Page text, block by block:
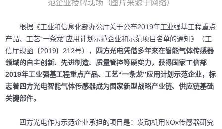
范企业授牌现场（图片来源于网络）
根据《工业和信息化部办公厅关于公布2019年工业强基工程重点
产品、工艺“一条龙”应用计划示范企业和示范项目名单的通知》（工
信厅规函〔2019〕212号），
四方光电凭借多年来在智能气体传感器
领域的自主创新、先进制造、质量管控等硬实力，获得国家工信部
2019年工业强基工程重点产品、工艺“一条龙”应用计划示范企业，标
志着四方光电智能气体传感器成为国家新型战略产业链、供应链基础
关键部件。
四方光电作为示范企业承担的项目是：发动机用NOx传感器研究